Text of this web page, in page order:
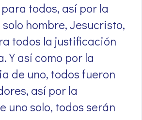
todos, así por la
hombre, Jesucristo,
todos la justificación
Y así como por la
de uno, todos fueron
así por la
uno solo, todos serán